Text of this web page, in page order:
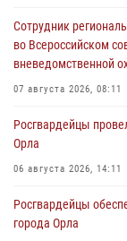
Сотрудник
во Всероссийском
вневедомственной
07 августа 2026, 08:11
Росгвардейцы
Орла
06 августа 2026, 14:11
Росгвардейцы
города Орла